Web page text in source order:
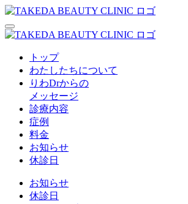
トップ
わたしたちについて
りわDrからの
メッセージ
診療内容
症例
料金
お知らせ
休診日
お知らせ
休診日